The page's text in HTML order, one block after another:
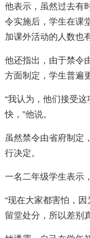
他表示，虽然过去有
令实施后，学生在课
加课外活动的人数也
他还指出，由于禁令
方面制定，学生普遍
“我认为，他们接受
快，”他说。
虽然禁令由省府制定
行决定。
一名二年级学生表示
“现在大家都害怕，
留堂处分，所以差别